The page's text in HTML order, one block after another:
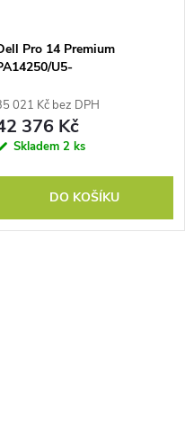
Pro 14 Premium
U5-
14"FHD+/IRCAM/FGRPR/
PS PS PS PS PS
021 Kč bez DPH
376 Kč
Skladem 2 ks
DO KOŠÍKU